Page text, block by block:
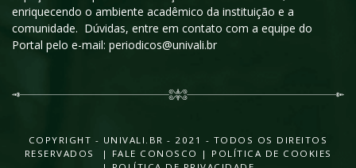
enriquecendo o ambiente acadêmico da instituição e a
comunidade. Dúvidas, entre em contato com a equipe do
Portal pelo e-mail: periodicos@univali.br
COPYRIGHT - UNIVALI.BR - 2021 - TODOS OS DIREITOS
RESERVADOS |
FALE CONOSCO | POLÍTICA DE COOKIES